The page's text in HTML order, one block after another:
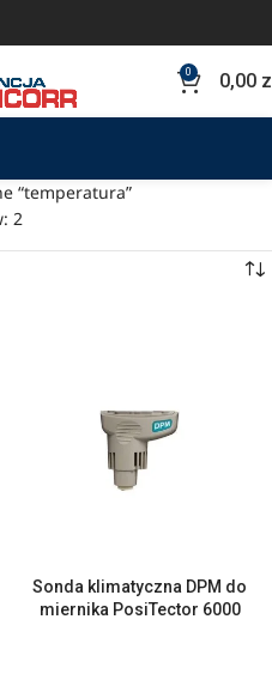
0 0,00
“temperatura”
2
Sonda klimatyczna DPM do
miernika PosiTector 6000